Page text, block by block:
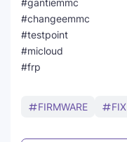
#gantiemmc
#changeemmc
#testpoint
#micloud
#frp
FIRMWARE FIX